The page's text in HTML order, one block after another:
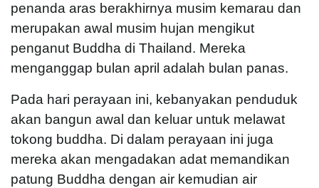
penanda aras berakhirnya musim kemarau dan
merupakan awal musim hujan mengikut
penganut Buddha di Thailand. Mereka
menganggap bulan april adalah bulan panas.
Pada hari perayaan ini, kebanyakan penduduk
akan bangun awal dan keluar untuk melawat
tokong buddha. Di dalam perayaan ini juga
mereka akan mengadakan adat memandikan
patung Buddha dengan air kemudian air